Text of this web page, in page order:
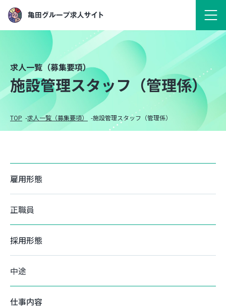
求人一覧（募集要項）
施設管理スタッフ（管理係）
TOP 求人一覧（募集要項） 施設管理スタッフ（管理係）
雇用形態
正職員
採用形態
中途
仕事内容